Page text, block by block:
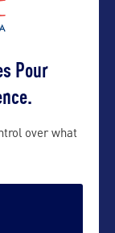
Pour
over what